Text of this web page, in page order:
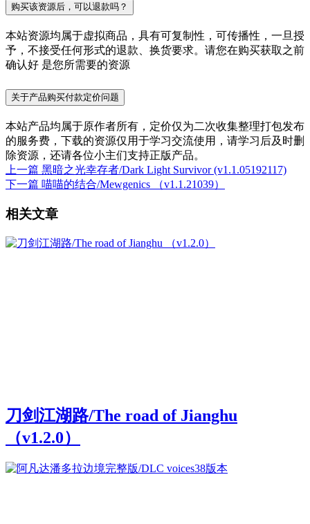
购买该资源后，可以退款吗？
本站资源均属于虚拟商品，具有可复制性，可传播性，一旦授
予，不接受任何形式的退款、换货要求。请您在购买获取之前
确认好 是您所需要的资源
关于产品购买付款定价问题
本站产品均属于原作者所有，定价仅为二次收集整理打包发布
的服务费，下载的资源仅用于学习交流使用，请学习后及时删
除资源，还请各位小主们支持正版产品。
上一篇 黑暗之光幸存者/Dark Light Survivor (v1.1.05192117)
下一篇 喵喵的结合/Mewgenics （v1.1.21039）
相关文章
刀剑江湖路/The road of Jianghu
（v1.2.0）